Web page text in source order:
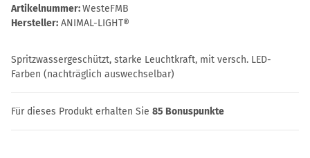
Artikelnummer:WesteFMB
Hersteller: ANIMAL-LIGHT®
Spritzwassergeschützt, starke Leuchtkraft, mit versch. LED-
Farben (nachträglich auswechselbar)
Für dieses Produkt erhalten Sie 85 Bonuspunkte